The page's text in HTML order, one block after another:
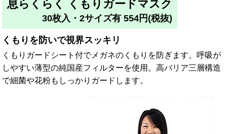
息らくらく くもりガードマスク
30枚入・2サイズ有 554円(税抜)
くもりを防いで視界スッキリ
くもりガードシート付でメガネのくもりを防ぎます。呼吸が
しやすい薄型の純国産フィルターを使用。高バリア三層構造
で細菌や花粉もしっかりガードします。